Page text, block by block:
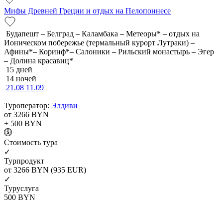
Мифы Древней Греции и отдых на Пелопоннесе
Будапешт – Белград – Каламбака – Метеоры* – отдых на
Ионическом побережье (термальный курорт Лутраки) –
Афины*– Коринф*– Салоники – Рильский монастырь – Эгер
– Долина красавиц*
15 дней
14 ночей
21.08 11.09
Туроператор: Элдиви
от 3266 BYN
+ 500 BYN
Cтоимость тура
✓
Турпродукт
от 3266 BYN (935 EUR)
✓
Туруслуга
500 BYN